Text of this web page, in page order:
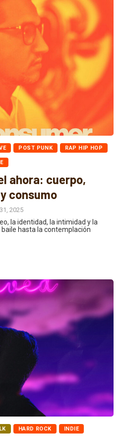
POST PUNK RAP HIP HOP
ahora: cuerpo,
consumo
2025
la identidad, la intimidad y la
hasta la contemplación
HARD ROCK INDIE